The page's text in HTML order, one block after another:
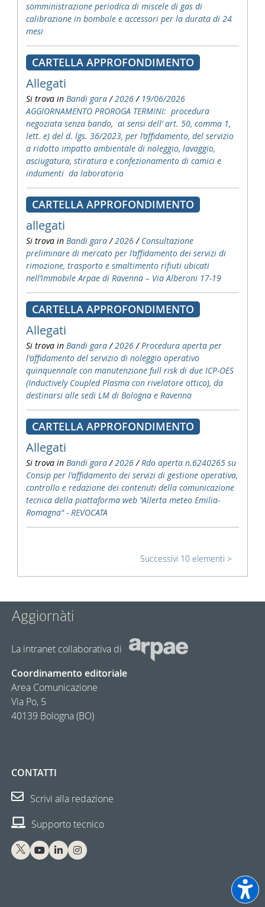
somministrazione periodica di miscele di gas di
calibrazione in bombole e accessori per la durata di 24
mesi
CARTELLA APPROFONDIMENTO
Allegati
Si trova in Bandi gara /2026 / 19/06/2026
AGGIORNAMENTO PROROGA TERMINI: procedura
negoziata senza bando, ai sensi dell’ art. 50, comma 1,
lett. e) del d. lgs. 36/2023, per l’affidamento, del servizio
a ridotto impatto ambientale di noleggio, lavaggio,
asciugatura, stiratura e confezionamento di camici e
indumenti da laboratorio
CARTELLA APPROFONDIMENTO
allegati
Si trova in Bandi gara /2026 / Consultazione
preliminare di mercato per l’affidamento dei servizi di
rimozione, trasporto e smaltimento rifiuti ubicati
nell’immobile Arpae di Ravenna – Via Alberoni 17-19
CARTELLA APPROFONDIMENTO
Allegati
Si trova in Bandi gara /2026 /Procedura aperta per
l'affidamento del servizio di noleggio operativo
quinquennale con manutenzione full risk di due ICP-OES
(Inductively Coupled Plasma con rivelatore ottico), da
destinarsi alle sedi LM di Bologna e Ravenna
CARTELLA APPROFONDIMENTO
Allegati
Si trova in Bandi gara /2026 /Rdo aperta n.6240265 su
Consip per l'affidamento dei servizi di gestione operativa,
controllo e redazione dei contenuti della comunicazione
tecnica della piattaforma web "Allerta meteo Emilia-
Romagna" - REVOCATA
Successivi 10 elementi
Aggiornàti
La intranet collaborativa di
Coordinamento editoriale
Area Comunicazione
Via Po, 5
40139 Bologna (BO)
CONTATTI
Scrivi alla redazione
Supporto tecnico